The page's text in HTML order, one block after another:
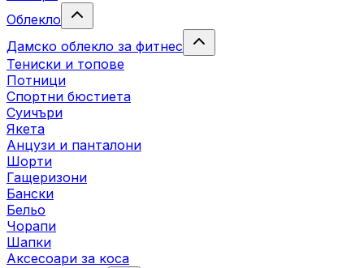
Облекло
Дамско облекло за фитнес
Тениски и топове
Потници
Спортни бюстиета
Суичъри
Якета
Aнцузи и панталони
Шорти
Гащеризони
Бански
Бельо
Чорапи
Шапки
Аксесоари за коса